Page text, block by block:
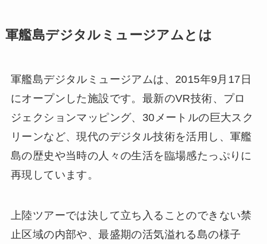
軍艦島デジタルミュージアムとは
軍艦島デジタルミュージアムは、2015年9月17日
にオープンした施設です。最新のVR技術、プロ
ジェクションマッピング、30メートルの巨大スク
リーンなど、現代のデジタル技術を活用し、軍艦
島の歴史や当時の人々の生活を臨場感たっぷりに
再現しています。
上陸ツアーでは決して立ち入ることのできない禁
止区域の内部や、最盛期の活気溢れる島の様子